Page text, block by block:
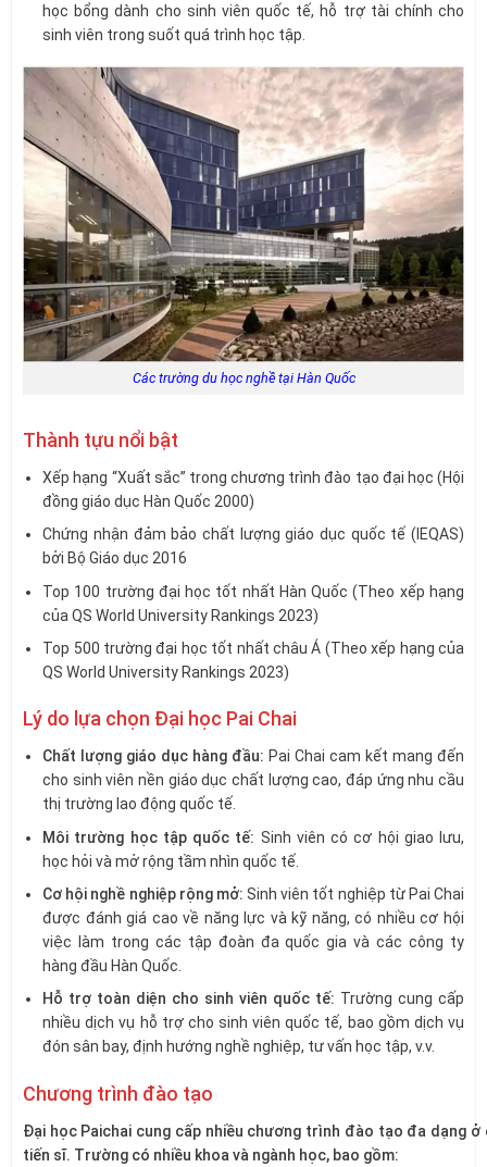
học bổng dành cho sinh viên quốc tế, hỗ trợ tài chính cho
sinh viên trong suốt quá trình học tập.
Các trường du học nghề tại Hàn Quốc
Thành tựu nổi bật
Xếp hạng “Xuất sắc” trong chương trình đào tạo đại học (Hội
đồng giáo dục Hàn Quốc 2000)
Chứng nhận đảm bảo chất lượng giáo dục quốc tế (IEQAS)
bởi Bộ Giáo dục 2016
Top 100 trường đại học tốt nhất Hàn Quốc (Theo xếp hạng
của QS World University Rankings 2023)
Top 500 trường đại học tốt nhất châu Á (Theo xếp hạng của
QS World University Rankings 2023)
Lý do lựa chọn Đại học Pai Chai
Chất lượng giáo dục hàng đầu: Pai Chai cam kết mang đến
cho sinh viên nền giáo dục chất lượng cao, đáp ứng nhu cầu
thị trường lao động quốc tế.
Môi trường học tập quốc tế: Sinh viên có cơ hội giao lưu,
học hỏi và mở rộng tầm nhìn quốc tế.
Cơ hội nghề nghiệp rộng mở: Sinh viên tốt nghiệp từ Pai Chai
được đánh giá cao về năng lực và kỹ năng, có nhiều cơ hội
việc làm trong các tập đoàn đa quốc gia và các công ty
hàng đầu Hàn Quốc.
Hỗ trợ toàn diện cho sinh viên quốc tế: Trường cung cấp
nhiều dịch vụ hỗ trợ cho sinh viên quốc tế, bao gồm dịch vụ
đón sân bay, định hướng nghề nghiệp, tư vấn học tập, v.v.
Chương trình đào tạo
Đại học Paichai cung cấp nhiều chương trình đào tạo đa dạng
tiến sĩ. Trường có nhiều khoa và ngành học, bao gồm: